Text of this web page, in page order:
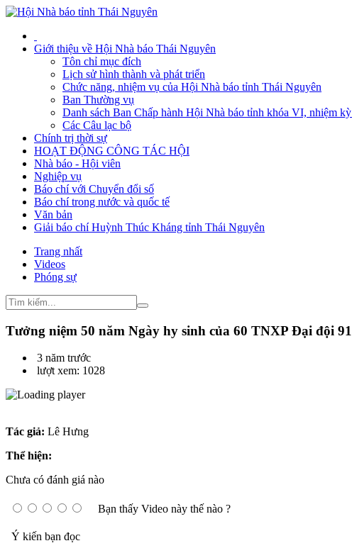
Giới thiệu về Hội Nhà báo Thái Nguyên
Tôn chỉ mục đích
Lịch sử hình thành và phát triển
Chức năng, nhiệm vụ của Hội Nhà báo tỉnh Thái Nguyên
Ban Thường vụ
Danh sách Ban Chấp hành Hội Nhà báo tỉnh khóa VI, nhiệm
Các Câu lạc bộ
Chính trị thời sự
HOẠT ĐỘNG CÔNG TÁC HỘI
Nhà báo - Hội viên
Nghiệp vụ
Báo chí với Chuyển đổi số
Báo chí trong nước và quốc tế
Văn bản
Giải báo chí Huỳnh Thúc Kháng tỉnh Thái Nguyên
Trang nhất
Videos
Phóng sự
Tưởng niệm 50 năm Ngày hy sinh của 60 TNXP Đại đội
3 năm trước
lượt xem: 1028
Tác giả: Lê Hưng
Thể hiện:
Chưa có đánh giá nào
Bạn thấy Video này thế nào ?
Ý kiến bạn đọc